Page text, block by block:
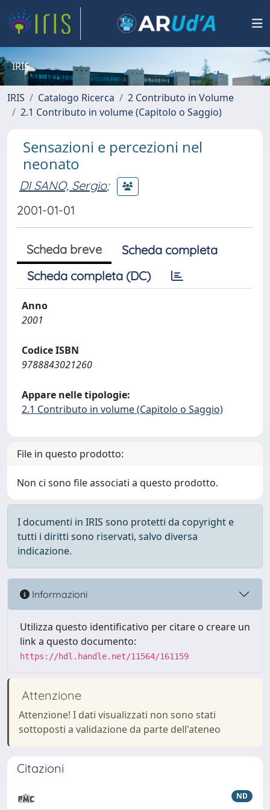
IRIS
IRIS Catalogo Ricerca
2 Contributo in Volume
2.1 Contributo in volume (Capitolo o Saggio)
Sensazioni e percezioni nel
neonato
DI SANO, Sergio;
2001-01-01
Scheda breve
Scheda completa
Scheda completa (DC)
Anno
2001
Codice ISBN
9788843021260
Appare nelle tipologie:
2.1 Contributo in volume (Capitolo o Saggio)
File in questo prodotto:
Non ci sono file associati a questo prodotto.
I documenti in IRIS sono protetti da copyright e
tutti i diritti sono riservati, salvo diversa
indicazione.
Informazioni
Utilizza questo identificativo per citare o creare un
link a questo documento:
https://hdl.handle.net/11564/161159
Attenzione
Attenzione! I dati visualizzati non sono stati
sottoposti a validazione da parte dell'ateneo
Citazioni
ND